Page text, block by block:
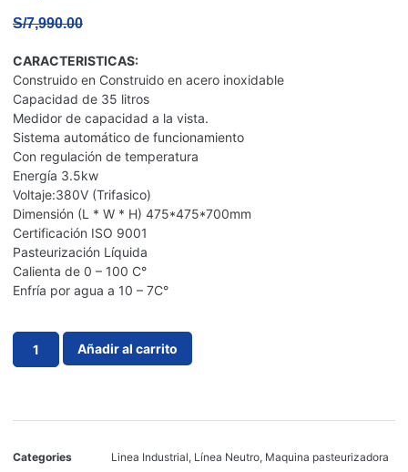
S/7,990.00
CARACTERISTICAS:
Construido en Construido en acero inoxidable
Capacidad de 35 litros
Medidor de capacidad a la vista.
Sistema automático de funcionamiento
Con regulación de temperatura
Energía 3.5kw
Voltaje:380V (Trifasico)
Dimensión (L * W * H) 475*475*700mm
Certificación ISO 9001
Pasteurización Líquida
Calienta de 0 – 100 C°
Enfría por agua a 10 – 7C°
Añadir al carrito
Categories Linea Industrial, Línea Neutro, Maquina pasteurizadora